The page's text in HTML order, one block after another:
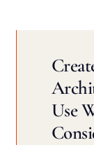
Use